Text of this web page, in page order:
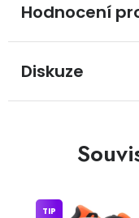
Hodnocení
Diskuze
TIP